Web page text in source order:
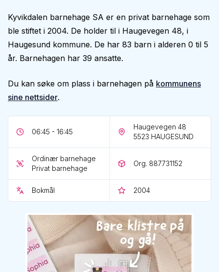
Kyvikdalen barnehage SA er en privat barnehage som
ble stiftet i 2004. De holder til i Haugevegen 48, i
Haugesund kommune. De har 83 barn i alderen 0 til 5
år. Barnehagen har 39 ansatte.
Du kan søke om plass i barnehagen på kommunens
sine nettsider.
06:45 - 16:45
Haugevegen 48
5523 HAUGESUND
Ordinær barnehage
Privat barnehage
Org. 887731152
Bokmål 2004